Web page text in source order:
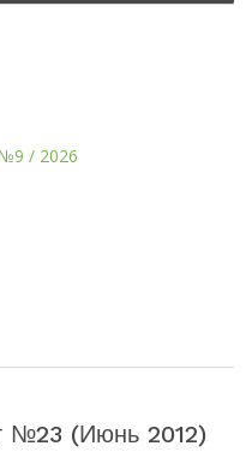
/ 2026
№23 (июнь 2012)